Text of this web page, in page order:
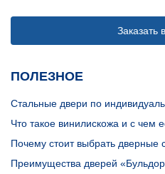
Заказать
ПОЛЕЗНОЕ
Стальные двери по
Что такое винилискожа и с чем
Почему стоит выбрать
Преимущества дверей